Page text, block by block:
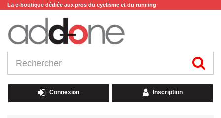
La e-boutique dédiée aux pros du cyclisme et du running
Connexion Inscription